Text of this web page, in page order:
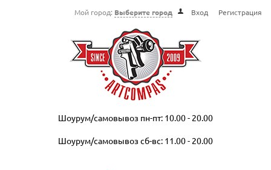
Мой город: Выберите город Вход Регистрация
Шоурум/самовывоз пн-пт: 10.00 - 20.00
Шоурум/самовывоз сб-вс: 11.00 - 20.00